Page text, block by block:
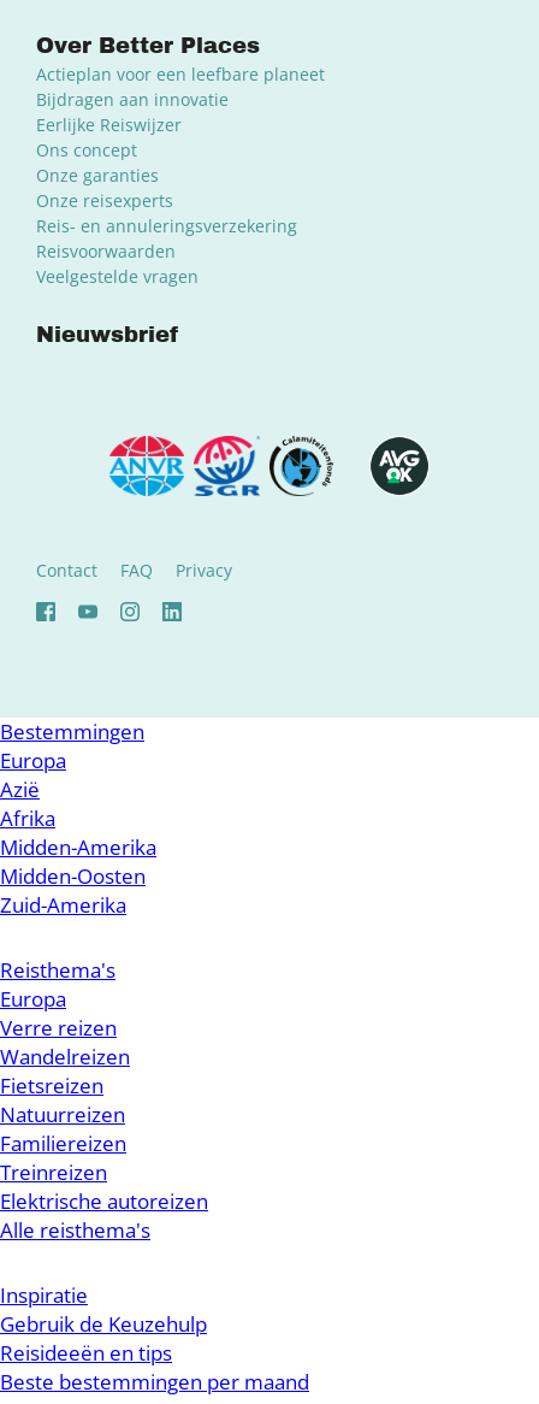
Over Better Places
Actieplan voor een leefbare planeet
Bijdragen aan innovatie
Eerlijke Reiswijzer
Ons concept
Onze garanties
Onze reisexperts
Reis- en annuleringsverzekering
Reisvoorwaarden
Veelgestelde vragen
Nieuwsbrief
Contact FAQ Privacy
Bestemmingen
Europa
Azië
Afrika
Midden-Amerika
Midden-Oosten
Zuid-Amerika
Reisthema's
Europa
Verre reizen
Wandelreizen
Fietsreizen
Natuurreizen
Familiereizen
Treinreizen
Elektrische autoreizen
Alle reisthema's
Inspiratie
Gebruik de Keuzehulp
Reisideeën en tips
Beste bestemmingen per maand